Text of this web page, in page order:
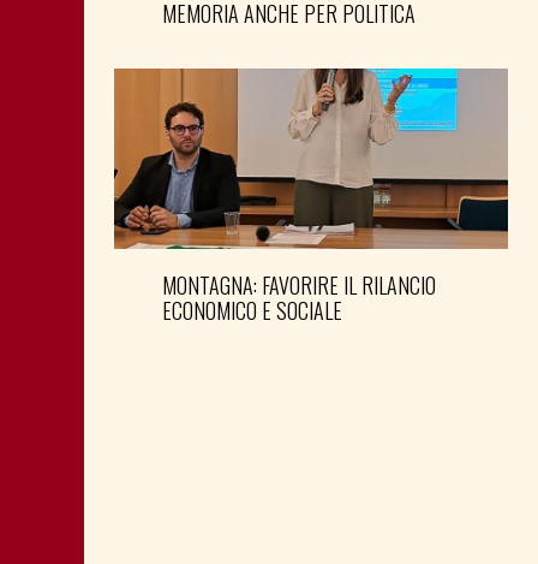
MEMORIA ANCHE PER POLITICA
MONTAGNA: FAVORIRE IL RILANCIO
ECONOMICO E SOCIALE